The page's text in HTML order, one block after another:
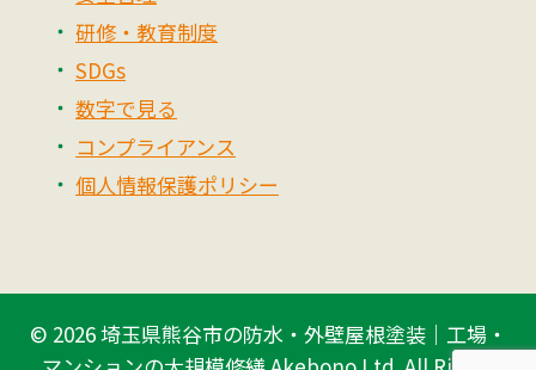
研修・教育制度
SDGs
数字で見る
コンプライアンス
個人情報保護ポリシー
© 2026埼玉県熊谷市の防水・外壁屋根塗装｜工場・